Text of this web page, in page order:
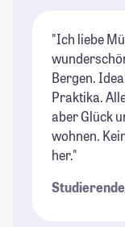
"Ich liebe
Bergen.
Praktika.
aber Glück
wohnen.
her."